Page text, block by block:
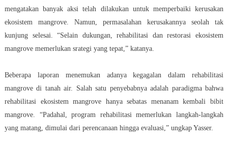
mengatakan banyak aksi telah dilakukan untuk memperbaiki kerusakan
ekosistem mangrove. Namun, permasalahan kerusakannya seolah tak
kunjung selesai. “Selain dukungan, rehabilitasi dan restorasi ekosistem
mangrove memerlukan srategi yang tepat,” katanya.
Beberapa laporan menemukan adanya kegagalan dalam rehabilitasi
mangrove di tanah air. Salah satu penyebabnya adalah paradigma bahwa
rehabilitasi ekosistem mangrove hanya sebatas menanam kembali bibit
mangrove. “Padahal, program rehabilitasi memerlukan langkah-langkah
yang matang, dimulai dari perencanaan hingga evaluasi,” ungkap Yasser.